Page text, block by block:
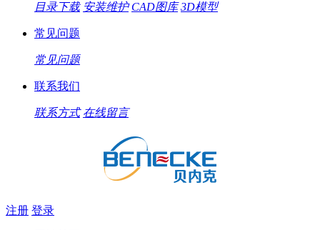
目录下载 安装维护 CAD图库 3D模型
常见问题
常见问题
联系我们
联系方式 在线留言
注册 登录